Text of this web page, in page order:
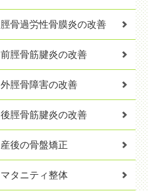
脛骨過労性骨膜炎の改善
前脛骨筋腱炎の改善
外脛骨障害の改善
後脛骨筋腱炎の改善
産後の骨盤矯正
マタニティ整体